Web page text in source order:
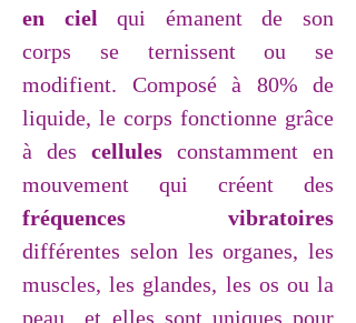
en cielqui émanent de son
corps se ternissent ou se
modifient. Composé à 80% de
liquide, le corps fonctionne grâce
à des cellules constamment en
mouvement qui créent des
fréquences vibratoires
différentes selon les organes, les
muscles, les glandes, les os ou la
peau
et elles sont uniques pour